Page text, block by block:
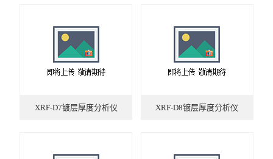
XRF-D7镀层厚度分析仪 XRF-D8镀层厚度分析仪